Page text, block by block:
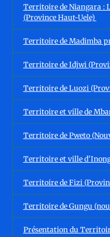
Territoire de Niangara :
(Province Haut-Uele)
Territoire de Madimba
Territoire de Idjwi
Territoire de Luozi
Territoire et ville de
Territoire de Pweto
Territoire et ville
Territoire de Fizi
Territoire de Gungu
Présentation du